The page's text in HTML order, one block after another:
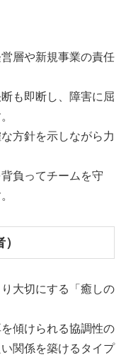
層や新規事業の責任
も即断し、障害に屈
方針を示しながら力
負ってチームを守
大切にする「癒しの
傾けられる協調性の
関係を築けるタイプ